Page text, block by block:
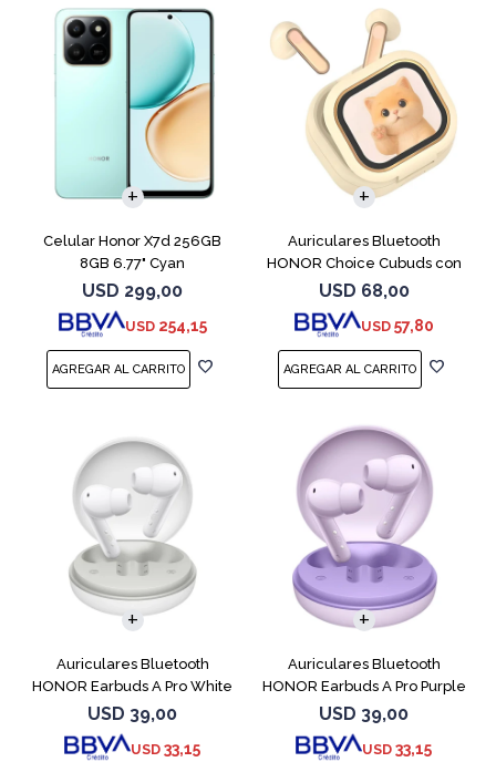
Celular Honor X7d 256GB
8GB 6.77" Cyan
USD 299,00
USD 254,15
COMPARAR
Auriculares Bluetooth
HONOR Choice Cubuds con
Pantalla Beige
USD 68,00
USD 57,80
Auriculares Bluetooth
HONOR Earbuds A Pro White
USD 39,00
USD 33,15
Auriculares Bluetooth
HONOR Earbuds A Pro Purple
USD 39,00
USD 33,15